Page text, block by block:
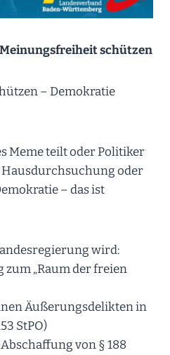
schützen
– Demokratie
Meme teilt oder Politiker
oder
– das ist
wird:
„Raum der freien
Äußerungsdelikten in
StPO)
von § 188